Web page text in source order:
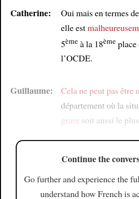
Catherine:
Oui mais en termes
elle est
5èmeà la 18èmeplace
l’OCDE.
Guillaume: Cela ne peut pas être
département où la
grave soit aussi le
Continue the
Go further and experience the
understand how French is